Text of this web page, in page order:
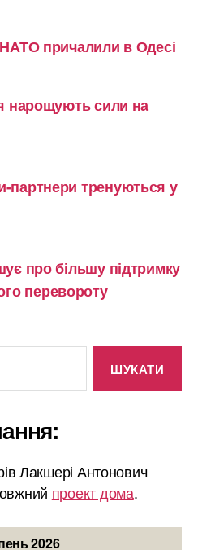
причалили в Одесі
нарощують сили на
партнери тренуються у
про більшу підтримку
перевороту
Лакшері Антонович
проект дома.
2026